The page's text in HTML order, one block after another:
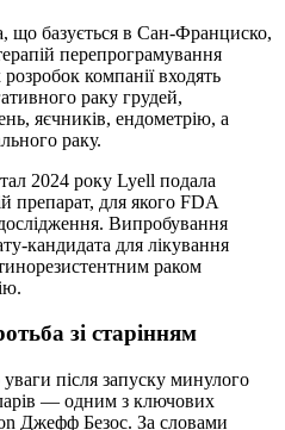
що базується в Сан-Франциско,
перепрограмування
компанії входять
раку грудей,
яєчників, ендометрію, а
раку.
2024 року Lyell подала
препарат, для якого FDA
Випробування
кандидата для лікування
раком
зі старінням
після запуску минулого
— одним з ключових
Джефф Безос. За словами